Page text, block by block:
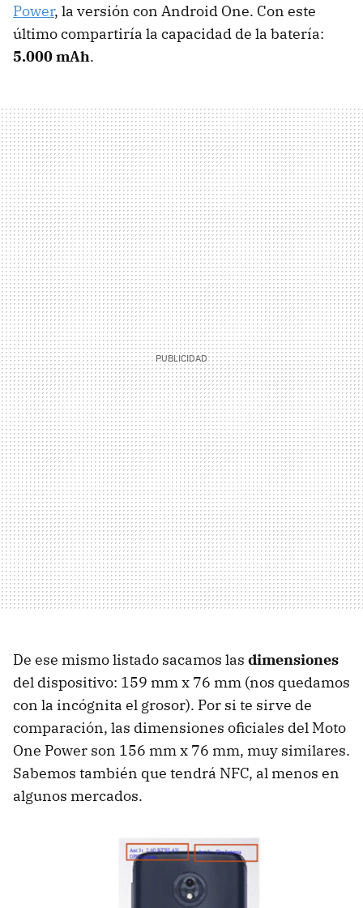
Power, la versión con Android One. Con este
último compartiría la capacidad de la batería:
5.000 mAh.
De ese mismo listado sacamos las dimensiones
del dispositivo: 159 mm x 76 mm (nos quedamos
con la incógnita el grosor). Por si te sirve de
comparación, las dimensiones oficiales del Moto
One Power son 156 mm x 76 mm, muy similares.
Sabemos también que tendrá NFC, al menos en
algunos mercados.